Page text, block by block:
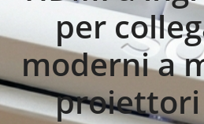
per
moderni a